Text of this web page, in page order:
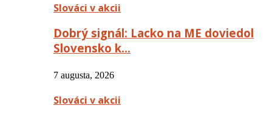
Slováci v akcii
Dobrý signál: Lacko na ME doviedol
Slovensko k…
7 augusta, 2026
Slováci v akcii